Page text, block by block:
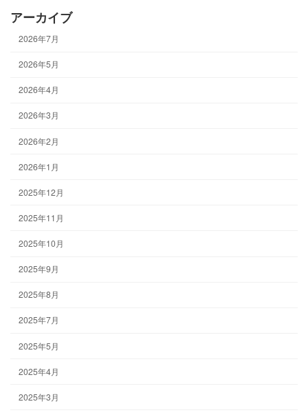
アーカイブ
2026年7月
2026年5月
2026年4月
2026年3月
2026年2月
2026年1月
2025年12月
2025年11月
2025年10月
2025年9月
2025年8月
2025年7月
2025年5月
2025年4月
2025年3月